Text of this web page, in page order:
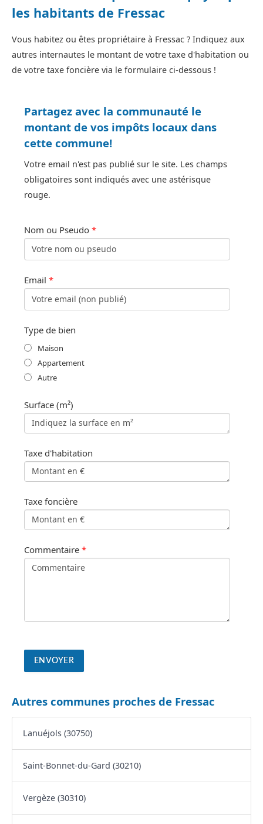
les habitants de Fressac
Vous habitez ou êtes propriétaire à Fressac ? Indiquez aux
autres internautes le montant de votre taxe d'habitation ou
de votre taxe foncière via le formulaire ci-dessous !
Partagez avec la communauté le
montant de vos impôts locaux dans
cette commune!
Votre email n'est pas publié sur le site. Les champs
obligatoires sont indiqués avec une astérisque
rouge.
Nom ou Pseudo *
Email *
Type de bien
Maison
Appartement
Autre
Surface (m²)
Taxe d'habitation
Taxe foncière
Commentaire *
Autres communes proches de Fressac
Lanuéjols (30750)
Saint-Bonnet-du-Gard (30210)
Vergèze (30310)